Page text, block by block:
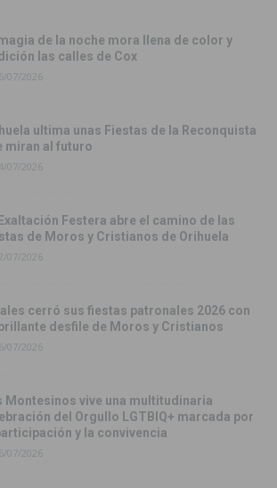
de la noche mora llena de color y
las calles de Cox
07/2026
ultima unas Fiestas de la Reconquista
miran al futuro
07/2026
Festera abre el camino de las
de Moros y Cristianos de Orihuela
07/2026
cerró sus fiestas patronales 2026 con
desfile de Moros y Cristianos
07/2026
Montesinos vive una multitudinaria
del Orgullo LGTBIQ+ marcada por
y la convivencia
07/2026